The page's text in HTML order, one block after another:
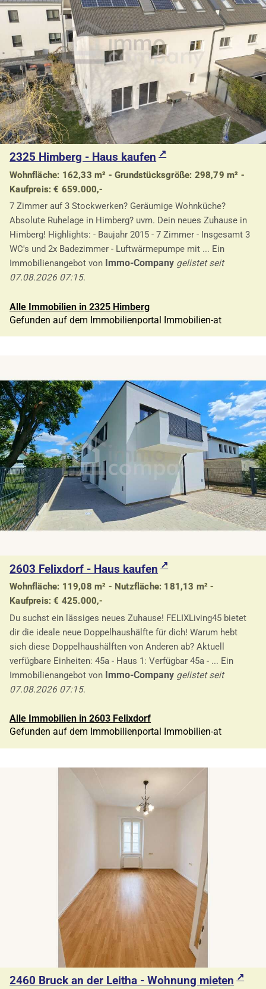
2325 Himberg - Haus kaufen
Wohnfläche: 162,33 m² - Grundstücksgröße: 298,79 m² -
Kaufpreis: € 659.000,-
7 Zimmer auf 3 Stockwerken? Geräumige Wohnküche?
Absolute Ruhelage in Himberg? uvm. Dein neues Zuhause in
Himberg! Highlights: - Baujahr 2015 - 7 Zimmer - Insgesamt 3
WC's und 2x Badezimmer - Luftwärmepumpe mit ... Ein
Immobilienangebot von Immo-Company gelistet seit
07.08.2026 07:15.
Alle Immobilien in 2325 Himberg
Gefunden auf dem Immobilienportal Immobilien-at
2603 Felixdorf - Haus kaufen
Wohnfläche: 119,08 m² - Nutzfläche: 181,13 m² -
Kaufpreis: € 425.000,-
Du suchst ein lässiges neues Zuhause! FELIXLiving45 bietet
dir die ideale neue Doppelhaushälfte für dich! Warum hebt
sich diese Doppelhaushälften von Anderen ab? Aktuell
verfügbare Einheiten: 45a - Haus 1: Verfügbar 45a - ... Ein
Immobilienangebot von Immo-Company gelistet seit
07.08.2026 07:15.
Alle Immobilien in 2603 Felixdorf
Gefunden auf dem Immobilienportal Immobilien-at
2460 Bruck an der Leitha - Wohnung mieten